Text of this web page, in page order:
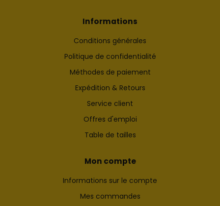
Informations
Conditions générales
Politique de confidentialité
Méthodes de paiement
Expédition & Retours
Service client
Offres d'emploi
Table de tailles
Mon compte
Informations sur le compte
Mes commandes